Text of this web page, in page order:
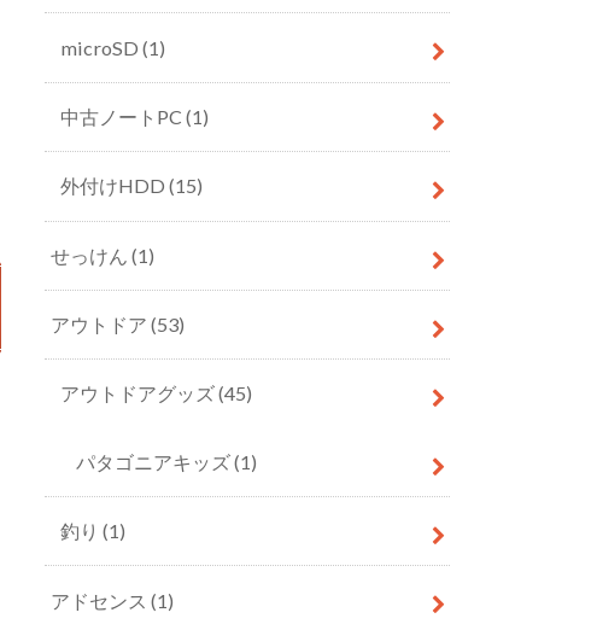
microSD (1)
中古ノートPC (1)
外付けHDD (15)
せっけん (1)
アウトドア (53)
アウトドアグッズ(45)
パタゴニアキッズ(1)
釣り (1)
アドセンス (1)